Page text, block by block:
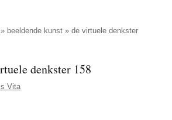
» beeldende kunst »de virtuele denkster
denkster 158
Vita